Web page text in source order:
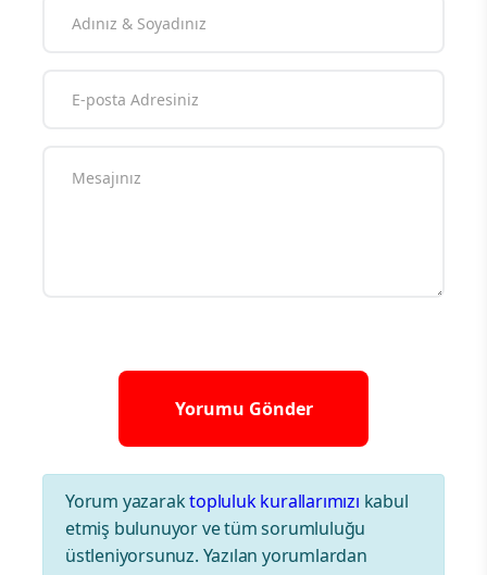
Yorum yazaraktopluluk kurallarımızı kabul
etmiş bulunuyor ve tüm sorumluluğu
üstleniyorsunuz. Yazılan yorumlardan